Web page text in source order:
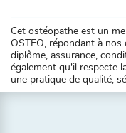
Cet ostéopathe est un
OSTEO, répondant à
diplôme, assurance,
également qu'il respecte
une pratique de qualité,